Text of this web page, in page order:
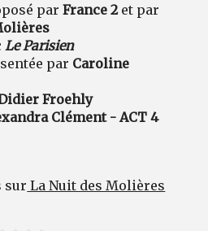
parFrance 2 et par
Le Parisien
par Caroline
Froehly
Clément - ACT 4
sur La Nuit des Molières